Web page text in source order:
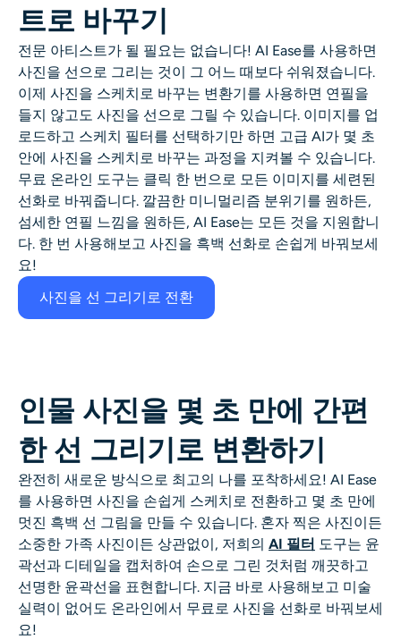
트로 바꾸기
전문 아티스트가 될 필요는 없습니다! AI Ease를 사용하면
사진을 선으로 그리는 것이 그 어느 때보다 쉬워졌습니다.
이제 사진을 스케치로 바꾸는 변환기를 사용하면 연필을
들지 않고도 사진을 선으로 그릴 수 있습니다. 이미지를 업
로드하고 스케치 필터를 선택하기만 하면 고급 AI가 몇 초
안에 사진을 스케치로 바꾸는 과정을 지켜볼 수 있습니다.
무료 온라인 도구는 클릭 한 번으로 모든 이미지를 세련된
선화로 바꿔줍니다. 깔끔한 미니멀리즘 분위기를 원하든,
섬세한 연필 느낌을 원하든, AI Ease는 모든 것을 지원합니
다. 한 번 사용해보고 사진을 흑백 선화로 손쉽게 바꿔보세
요!
사진을 선 그리기로 전환
인물 사진을 몇 초 만에 간편
한 선 그리기로 변환하기
완전히 새로운 방식으로 최고의 나를 포착하세요! AI Ease
를 사용하면 사진을 손쉽게 스케치로 전환하고 몇 초 만에
멋진 흑백 선 그림을 만들 수 있습니다. 혼자 찍은 사진이든
소중한 가족 사진이든 상관없이, 저희의 AI 필터 도구는 윤
곽선과 디테일을 캡처하여 손으로 그린 것처럼 깨끗하고
선명한 윤곽선을 표현합니다. 지금 바로 사용해보고 미술
실력이 없어도 온라인에서 무료로 사진을 선화로 바꿔보세
요!